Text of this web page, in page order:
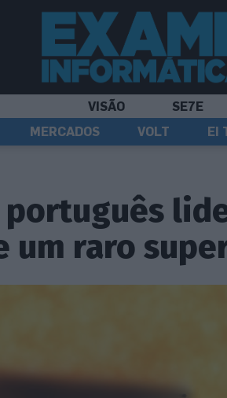
VISÃO
SE7E
MERCADOS VOLT EI
um raro